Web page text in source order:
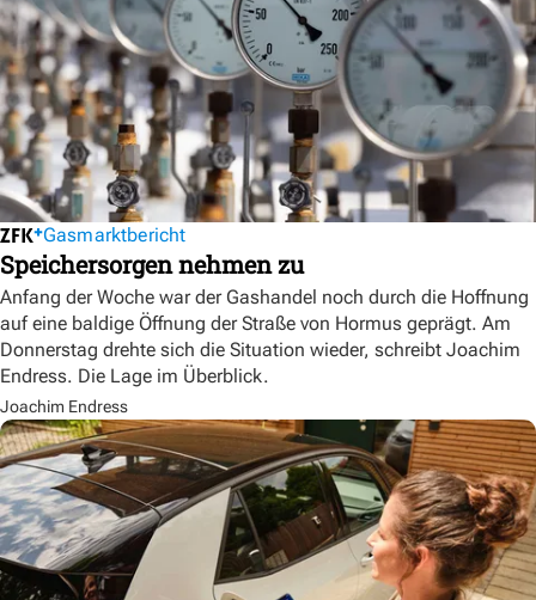
Gasmarktbericht
Speichersorgen nehmen zu
Anfang der Woche war der Gashandel noch durch die Hoffnung
auf eine baldige Öffnung der Straße von Hormus geprägt. Am
Donnerstag drehte sich die Situation wieder, schreibt Joachim
Endress. Die Lage im Überblick.
Joachim Endress